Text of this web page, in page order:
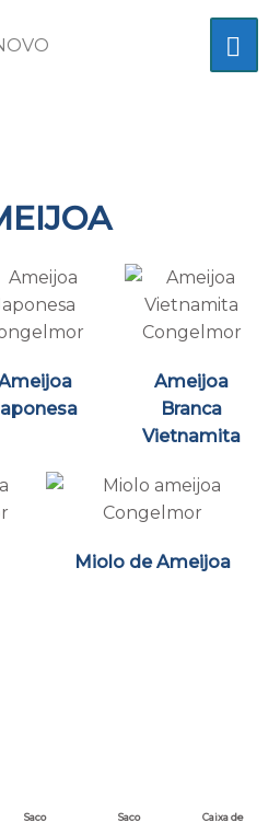
Ameijoa
Branca
Vietnamita
Miolo de Ameijoa
Saco Saco Caixa de